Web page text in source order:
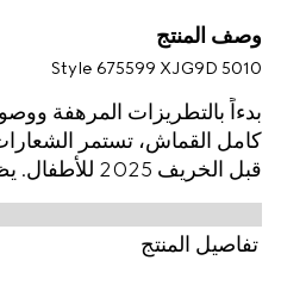
وصف المنتج
Style ‎675599 XJG9D 5010
بدءاً بالتطريزات المرهفة
كامل القماش، تستمر
قبل الخريف
كامل القماش وتفصيل
تفاصيل المنتج